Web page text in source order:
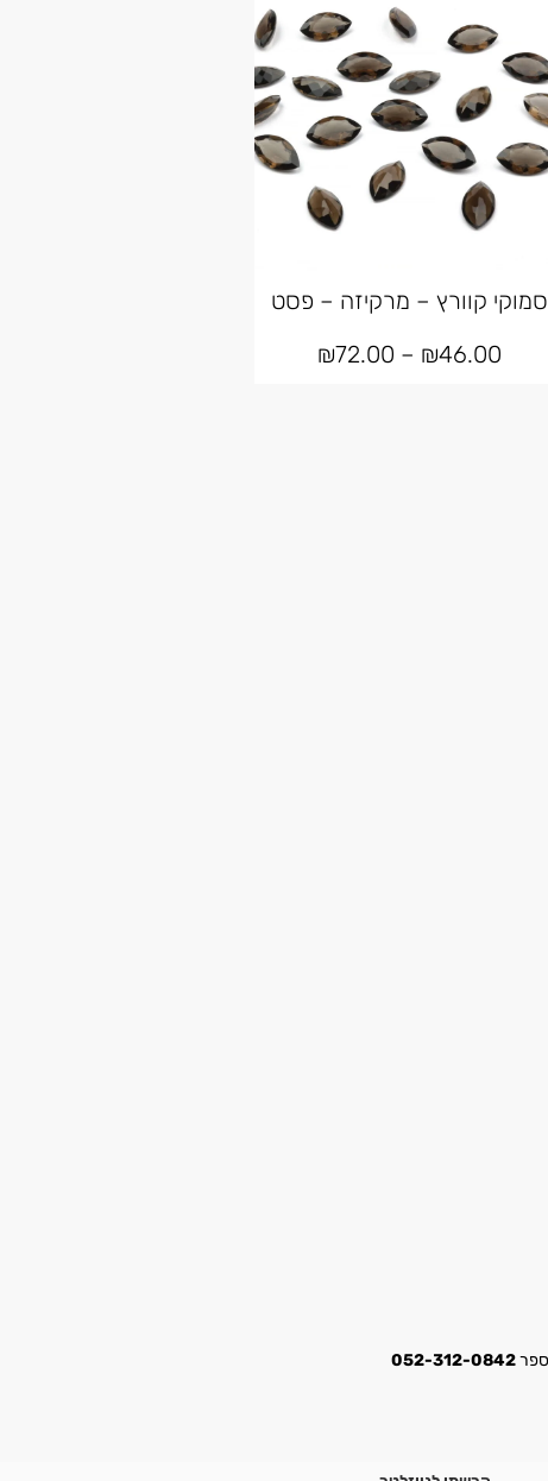
סמוקי קוורץ – מרקיזה – פסט
₪46.00
–
₪72.00
052-312-0842